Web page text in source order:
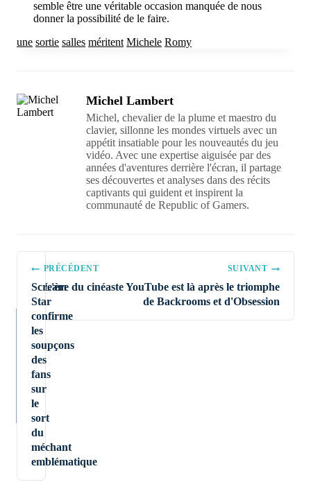
semble être une véritable occasion manquée de nous
donner la possibilité de le faire.
une sortie salles méritent Michele Romy
Michel Lambert
Michel, chevalier de la plume et maestro du
clavier, sillonne les mondes virtuels avec un
appétit insatiable pour les nouveautés du jeu
vidéo. Avec une expertise aiguisée par des
années d'aventures derrière l'écran, il partage
ses découvertes et analyses dans des récits
captivants qui guident et inspirent la
communauté de Republic of Gamers.
Navigation
de
l’article
PRÉCÉDENT
Scream
Star
confirme
les
soupçons
des
fans
sur
le
sort
du
méchant
emblématique
SUIVANT
L'ère du cinéaste YouTube est là après le triomphe
de Backrooms et d'Obsession